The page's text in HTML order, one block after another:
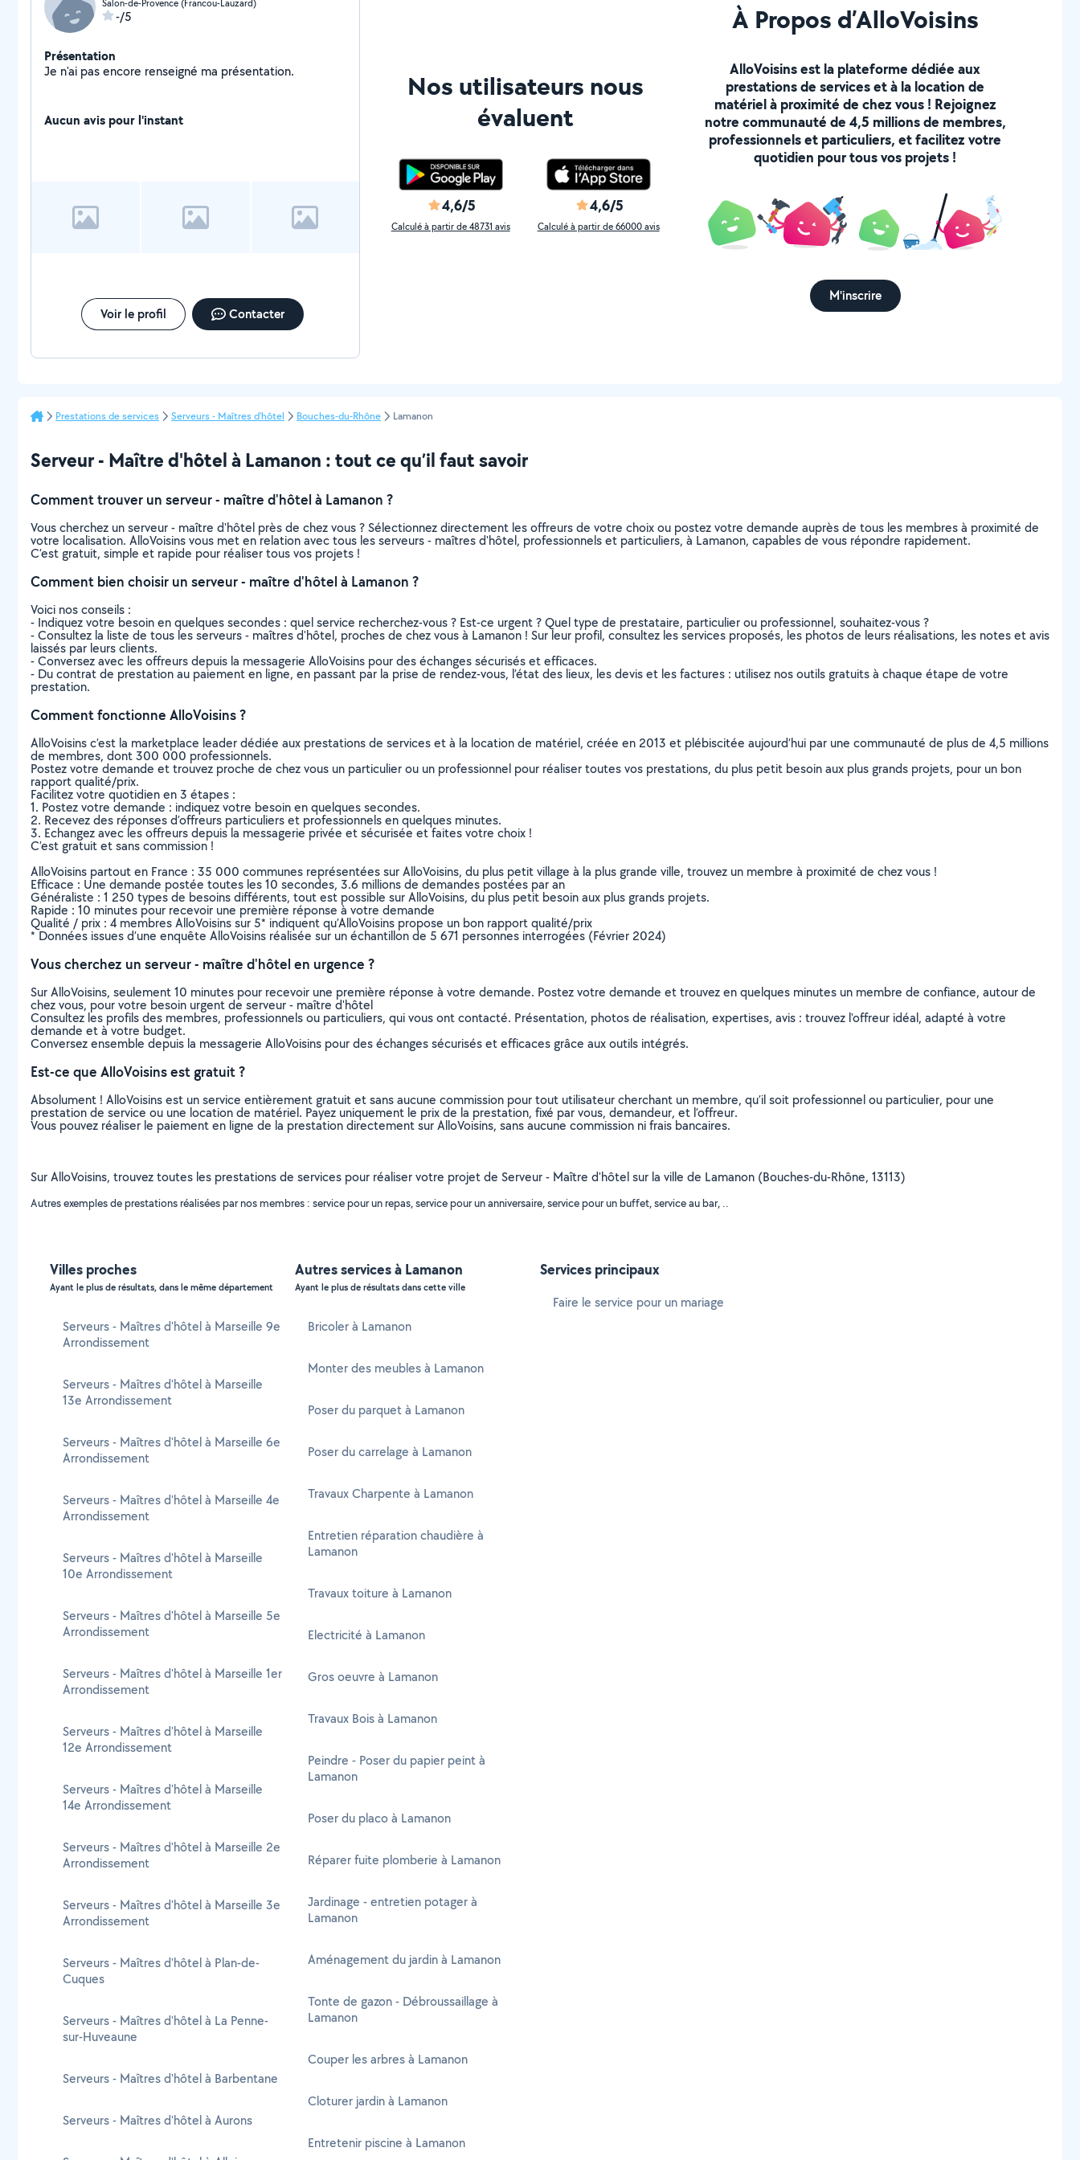
Salon-de-Provence (Francou-Lauzard)
-/5
Présentation
Je n'ai pas encore renseigné ma présentation.
Aucun avis pour l'instant
Voir le profil Contacter
Nos utilisateurs nous
évaluent
4,6/5
Calculé à partir de 48731 avis
4,6/5
Calculé à partir de 66000 avis
À Propos d’AlloVoisins
AlloVoisins est la plateforme dédiée aux
prestations de services et à la location de
matériel à proximité de chez vous ! Rejoignez
notre communauté de 4,5 millions de membres,
professionnels et particuliers, et facilitez votre
quotidien pour tous vos projets !
M'inscrire
Prestations de services Serveurs - Maîtres d'hôtel Bouches-du-Rhône Lamanon
Serveur - Maître d'hôtel à Lamanon : tout ce qu’il faut savoir
Comment trouver un serveur - maître d'hôtel à Lamanon ?
Vous cherchez un serveur - maître d'hôtel près de chez vous ? Sélectionnez directement les offreurs de votre choix ou postez votre demande auprès de tous les membres à proximité de
votre localisation. AlloVoisins vous met en relation avec tous les serveurs - maîtres d'hôtel, professionnels et particuliers, à Lamanon, capables de vous répondre rapidement.
C’est gratuit, simple et rapide pour réaliser tous vos projets !
Comment bien choisir un serveur - maître d'hôtel à Lamanon ?
Voici nos conseils :
- Indiquez votre besoin en quelques secondes : quel service recherchez-vous ? Est-ce urgent ? Quel type de prestataire, particulier ou professionnel, souhaitez-vous ?
- Consultez la liste de tous les serveurs - maîtres d'hôtel, proches de chez vous à Lamanon ! Sur leur profil, consultez les services proposés, les photos de leurs réalisations, les notes et avis
laissés par leurs clients.
- Conversez avec les offreurs depuis la messagerie AlloVoisins pour des échanges sécurisés et efficaces.
- Du contrat de prestation au paiement en ligne, en passant par la prise de rendez-vous, l’état des lieux, les devis et les factures : utilisez nos outils gratuits à chaque étape de votre
prestation.
Comment fonctionne AlloVoisins ?
AlloVoisins c’est la marketplace leader dédiée aux prestations de services et à la location de matériel, créée en 2013 et plébiscitée aujourd’hui par une communauté de plus de 4,5 millions
de membres, dont 300 000 professionnels.
Postez votre demande et trouvez proche de chez vous un particulier ou un professionnel pour réaliser toutes vos prestations, du plus petit besoin aux plus grands projets, pour un bon
rapport qualité/prix.
Facilitez votre quotidien en 3 étapes :
1. Postez votre demande : indiquez votre besoin en quelques secondes.
2. Recevez des réponses d’offreurs particuliers et professionnels en quelques minutes.
3. Echangez avec les offreurs depuis la messagerie privée et sécurisée et faites votre choix !
C’est gratuit et sans commission !
AlloVoisins partout en France : 35 000 communes représentées sur AlloVoisins, du plus petit village à la plus grande ville, trouvez un membre à proximité de chez vous !
Efficace : Une demande postée toutes les 10 secondes, 3.6 millions de demandes postées par an
Généraliste : 1 250 types de besoins différents, tout est possible sur AlloVoisins, du plus petit besoin aux plus grands projets.
Rapide : 10 minutes pour recevoir une première réponse à votre demande
Qualité / prix : 4 membres AlloVoisins sur 5* indiquent qu’AlloVoisins propose un bon rapport qualité/prix
* Données issues d’une enquête AlloVoisins réalisée sur un échantillon de 5 671 personnes interrogées (Février 2024)
Vous cherchez un serveur - maître d'hôtel en urgence ?
Sur AlloVoisins, seulement 10 minutes pour recevoir une première réponse à votre demande. Postez votre demande et trouvez en quelques minutes un membre de confiance, autour de
chez vous, pour votre besoin urgent de serveur - maître d'hôtel
Consultez les profils des membres, professionnels ou particuliers, qui vous ont contacté. Présentation, photos de réalisation, expertises, avis : trouvez l'offreur idéal, adapté à votre
demande et à votre budget.
Conversez ensemble depuis la messagerie AlloVoisins pour des échanges sécurisés et efficaces grâce aux outils intégrés.
Est-ce que AlloVoisins est gratuit ?
Absolument ! AlloVoisins est un service entièrement gratuit et sans aucune commission pour tout utilisateur cherchant un membre, qu’il soit professionnel ou particulier, pour une
prestation de service ou une location de matériel. Payez uniquement le prix de la prestation, fixé par vous, demandeur, et l’offreur.
Vous pouvez réaliser le paiement en ligne de la prestation directement sur AlloVoisins, sans aucune commission ni frais bancaires.
Sur AlloVoisins, trouvez toutes les prestations de services pour réaliser votre projet de Serveur - Maître d'hôtel sur la ville de Lamanon (Bouches-du-Rhône, 13113)
Autres exemples de prestations réalisées par nos membres : service pour un repas, service pour un anniversaire, service pour un buffet, service au bar, ..
Villes proches
Ayant le plus de résultats, dans le même département
Serveurs - Maîtres d'hôtel à Marseille 9e
Arrondissement
Serveurs - Maîtres d'hôtel à Marseille
13e Arrondissement
Serveurs - Maîtres d'hôtel à Marseille 6e
Arrondissement
Serveurs - Maîtres d'hôtel à Marseille 4e
Arrondissement
Serveurs - Maîtres d'hôtel à Marseille
10e Arrondissement
Serveurs - Maîtres d'hôtel à Marseille 5e
Arrondissement
Serveurs - Maîtres d'hôtel à Marseille 1er
Arrondissement
Serveurs - Maîtres d'hôtel à Marseille
12e Arrondissement
Serveurs - Maîtres d'hôtel à Marseille
14e Arrondissement
Serveurs - Maîtres d'hôtel à Marseille 2e
Arrondissement
Serveurs - Maîtres d'hôtel à Marseille 3e
Arrondissement
Serveurs - Maîtres d'hôtel à Plan-de-
Cuques
Serveurs - Maîtres d'hôtel à La Penne-
sur-Huveaune
Serveurs - Maîtres d'hôtel à Barbentane
Serveurs - Maîtres d'hôtel à Aurons
Autres services à Lamanon
Ayant le plus de résultats dans cette ville
Bricoler à Lamanon
Monter des meubles à Lamanon
Poser du parquet à Lamanon
Poser du carrelage à Lamanon
Travaux Charpente à Lamanon
Entretien réparation chaudière à
Lamanon
Travaux toiture à Lamanon
Electricité à Lamanon
Gros oeuvre à Lamanon
Travaux Bois à Lamanon
Peindre - Poser du papier peint à
Lamanon
Poser du placo à Lamanon
Réparer fuite plomberie à Lamanon
Jardinage - entretien potager à
Lamanon
Aménagement du jardin à Lamanon
Tonte de gazon - Débroussaillage à
Lamanon
Couper les arbres à Lamanon
Cloturer jardin à Lamanon
Entretenir piscine à Lamanon
Services principaux
Faire le service pour un mariage